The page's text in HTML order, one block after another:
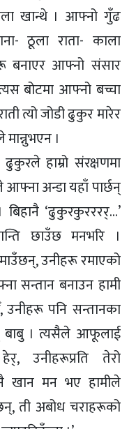
खान्थे । आफ्नो गुँढ
ठूला राता- काला
बनाएर आफ्नो संसार
बोटमा आफ्नो बच्चा
त्यो जोडी ढुकुर मारेर
।
हाम्रो संरक्षणमा
अन्डा यहाँ पार्छन्
‘ढुकुरकुरररर्…’
छाउँछ मनभरि ।
उनीहरू रमाएको
सन्तान बनाउन हामी
पनि सन्तानका
बाबु । त्यसैले आफूलाई
उनीहरूप्रति तेरो
खान मन भए हामीले
ती अबोध चराहरूको